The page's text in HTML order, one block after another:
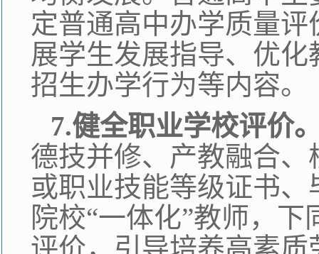
定普通高中办学质量
展学生发展指导、优
招生办学行为等内容。
7.健全职业学校评价
德技并修、产教融合
或职业技能等级证书
院校“一体化”教师，